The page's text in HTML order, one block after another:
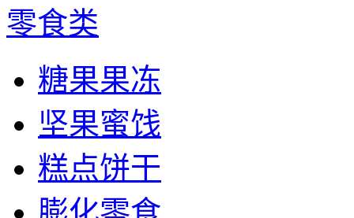
零食类
糖果果冻
坚果蜜饯
糕点饼干